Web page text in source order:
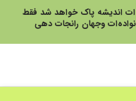
ات اندیشه پاک خواهد شد فقط
وجهان رانجات دهی